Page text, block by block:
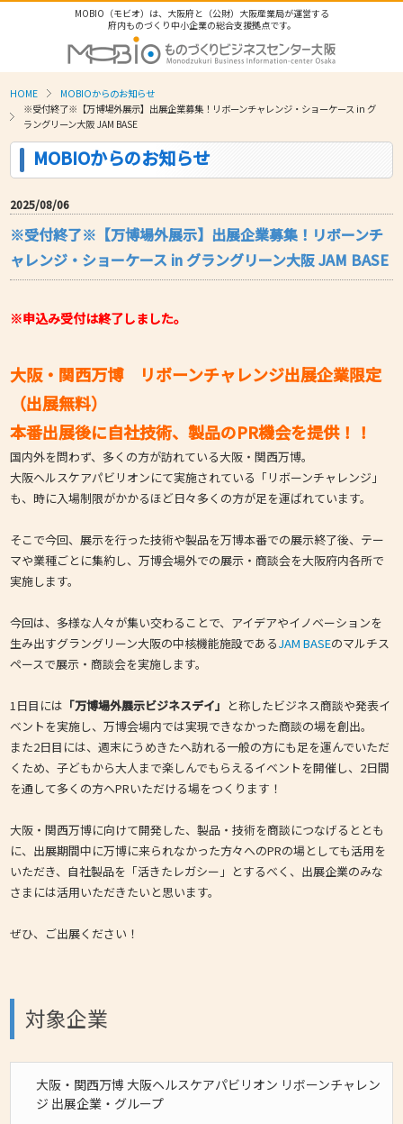
MOBIO（モビオ）は、大阪府と（公財）大阪産業局が運営する
府内ものづくり中小企業の総合支援拠点です。
HOME
MOBIOからのお知らせ
※受付終了※【万博場外展示】出展企業募集！リボーンチャレンジ・ショーケース in グ
ラングリーン大阪 JAM BASE
MOBIOからのお知らせ
2025/08/06
※受付終了※【万博場外展示】出展企業募集！リボーンチ
ャレンジ・ショーケース in グラングリーン大阪 JAM BASE
※申込み受付は終了しました。
大阪・関西万博 リボーンチャレンジ出展企業限定
（出展無料）
本番出展後に自社技術、製品のPR機会を提供！！
国内外を問わず、多くの方が訪れている大阪・関西万博。
大阪ヘルスケアパビリオンにて実施されている「リボーンチャレンジ」
も、時に入場制限がかかるほど日々多くの方が足を運ばれています。
そこで今回、展示を行った技術や製品を万博本番での展示終了後、テー
マや業種ごとに集約し、万博会場外での展示・商談会を大阪府内各所で
実施します。
今回は、多様な人々が集い交わることで、アイデアやイノベーションを
生み出すグラングリーン大阪の中核機能施設であるJAM BASEのマルチス
ペースで展示・商談会を実施します。
1日目には 「万博場外展示ビジネスデイ」 と称したビジネス商談や発表イ
ベントを実施し、万博会場内では実現できなかった商談の場を創出。
また2日目には、週末にうめきたへ訪れる一般の方にも足を運んでいただ
くため、子どもから大人まで楽しんでもらえるイベントを開催し、2日間
を通して多くの方へPRいただける場をつくります！
大阪・関西万博に向けて開発した、製品・技術を商談につなげるととも
に、出展期間中に万博に来られなかった方々へのPRの場としても活用を
いただき、自社製品を「活きたレガシー」とするべく、出展企業のみな
さまには活用いただきたいと思います。
ぜひ、ご出展ください！
対象企業
大阪・関西万博 大阪ヘルスケアパビリオン リボーンチャレン
ジ 出展企業・グループ